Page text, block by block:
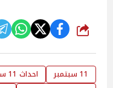
شارك
11 سبتمبر احداث 11 سبتمبر